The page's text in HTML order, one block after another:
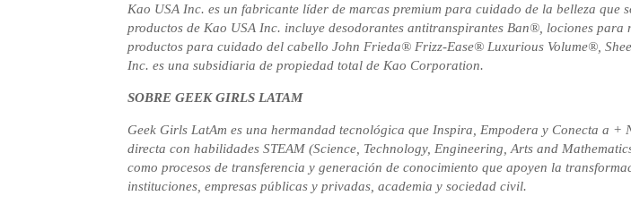
Kao USA Inc. es un fabricante líder de marcas premium para cuidado de la belleza
productos de Kao USA Inc. incluye desodorantes antitranspirantes Ban®, lociones
productos para cuidado del cabello John Frieda® Frizz-Ease® Luxurious Volume®,
Inc. es una subsidiaria de propiedad total de Kao Corporation.
SOBRE GEEK GIRLS LATAM
Geek Girls LatAm es una hermandad tecnológica que Inspira, Empodera y Conecta a
directa con habilidades STEAM (Science, Technology, Engineering, Arts and
como procesos de transferencia y generación de conocimiento que apoyen la
instituciones, empresas públicas y privadas, academia y sociedad civil.